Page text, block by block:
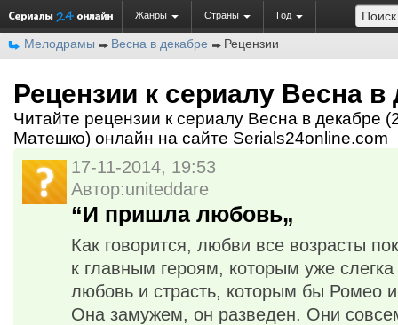
Мелодрамы Весна в декабре Рецензии
Жанры Страны Год
Рецензии к сериалу Весна в
Читайте рецензии к сериалу Весна в декабре
Матешко) онлайн на сайте Serials24online.com
17-11-2014, 19:53
Автор:uniteddare
“И пришла любовь„
Как говорится, любви все возрасты
к главным героям, которым уже
любовь и страсть, которым бы Ромео
Она замужем, он разведен. Они